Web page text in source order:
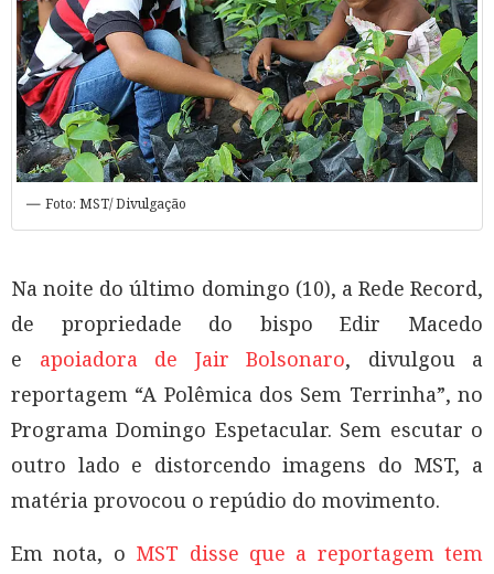
Foto: MST/ Divulgação
Na noite do último domingo (10), a Rede Record,
de propriedade do bispo Edir Macedo
e apoiadora de Jair Bolsonaro, divulgou a
reportagem “A Polêmica dos Sem Terrinha”, no
Programa Domingo Espetacular. Sem escutar o
outro lado e distorcendo imagens do MST, a
matéria provocou o repúdio do movimento.
Em nota, o MST disse que a reportagem tem